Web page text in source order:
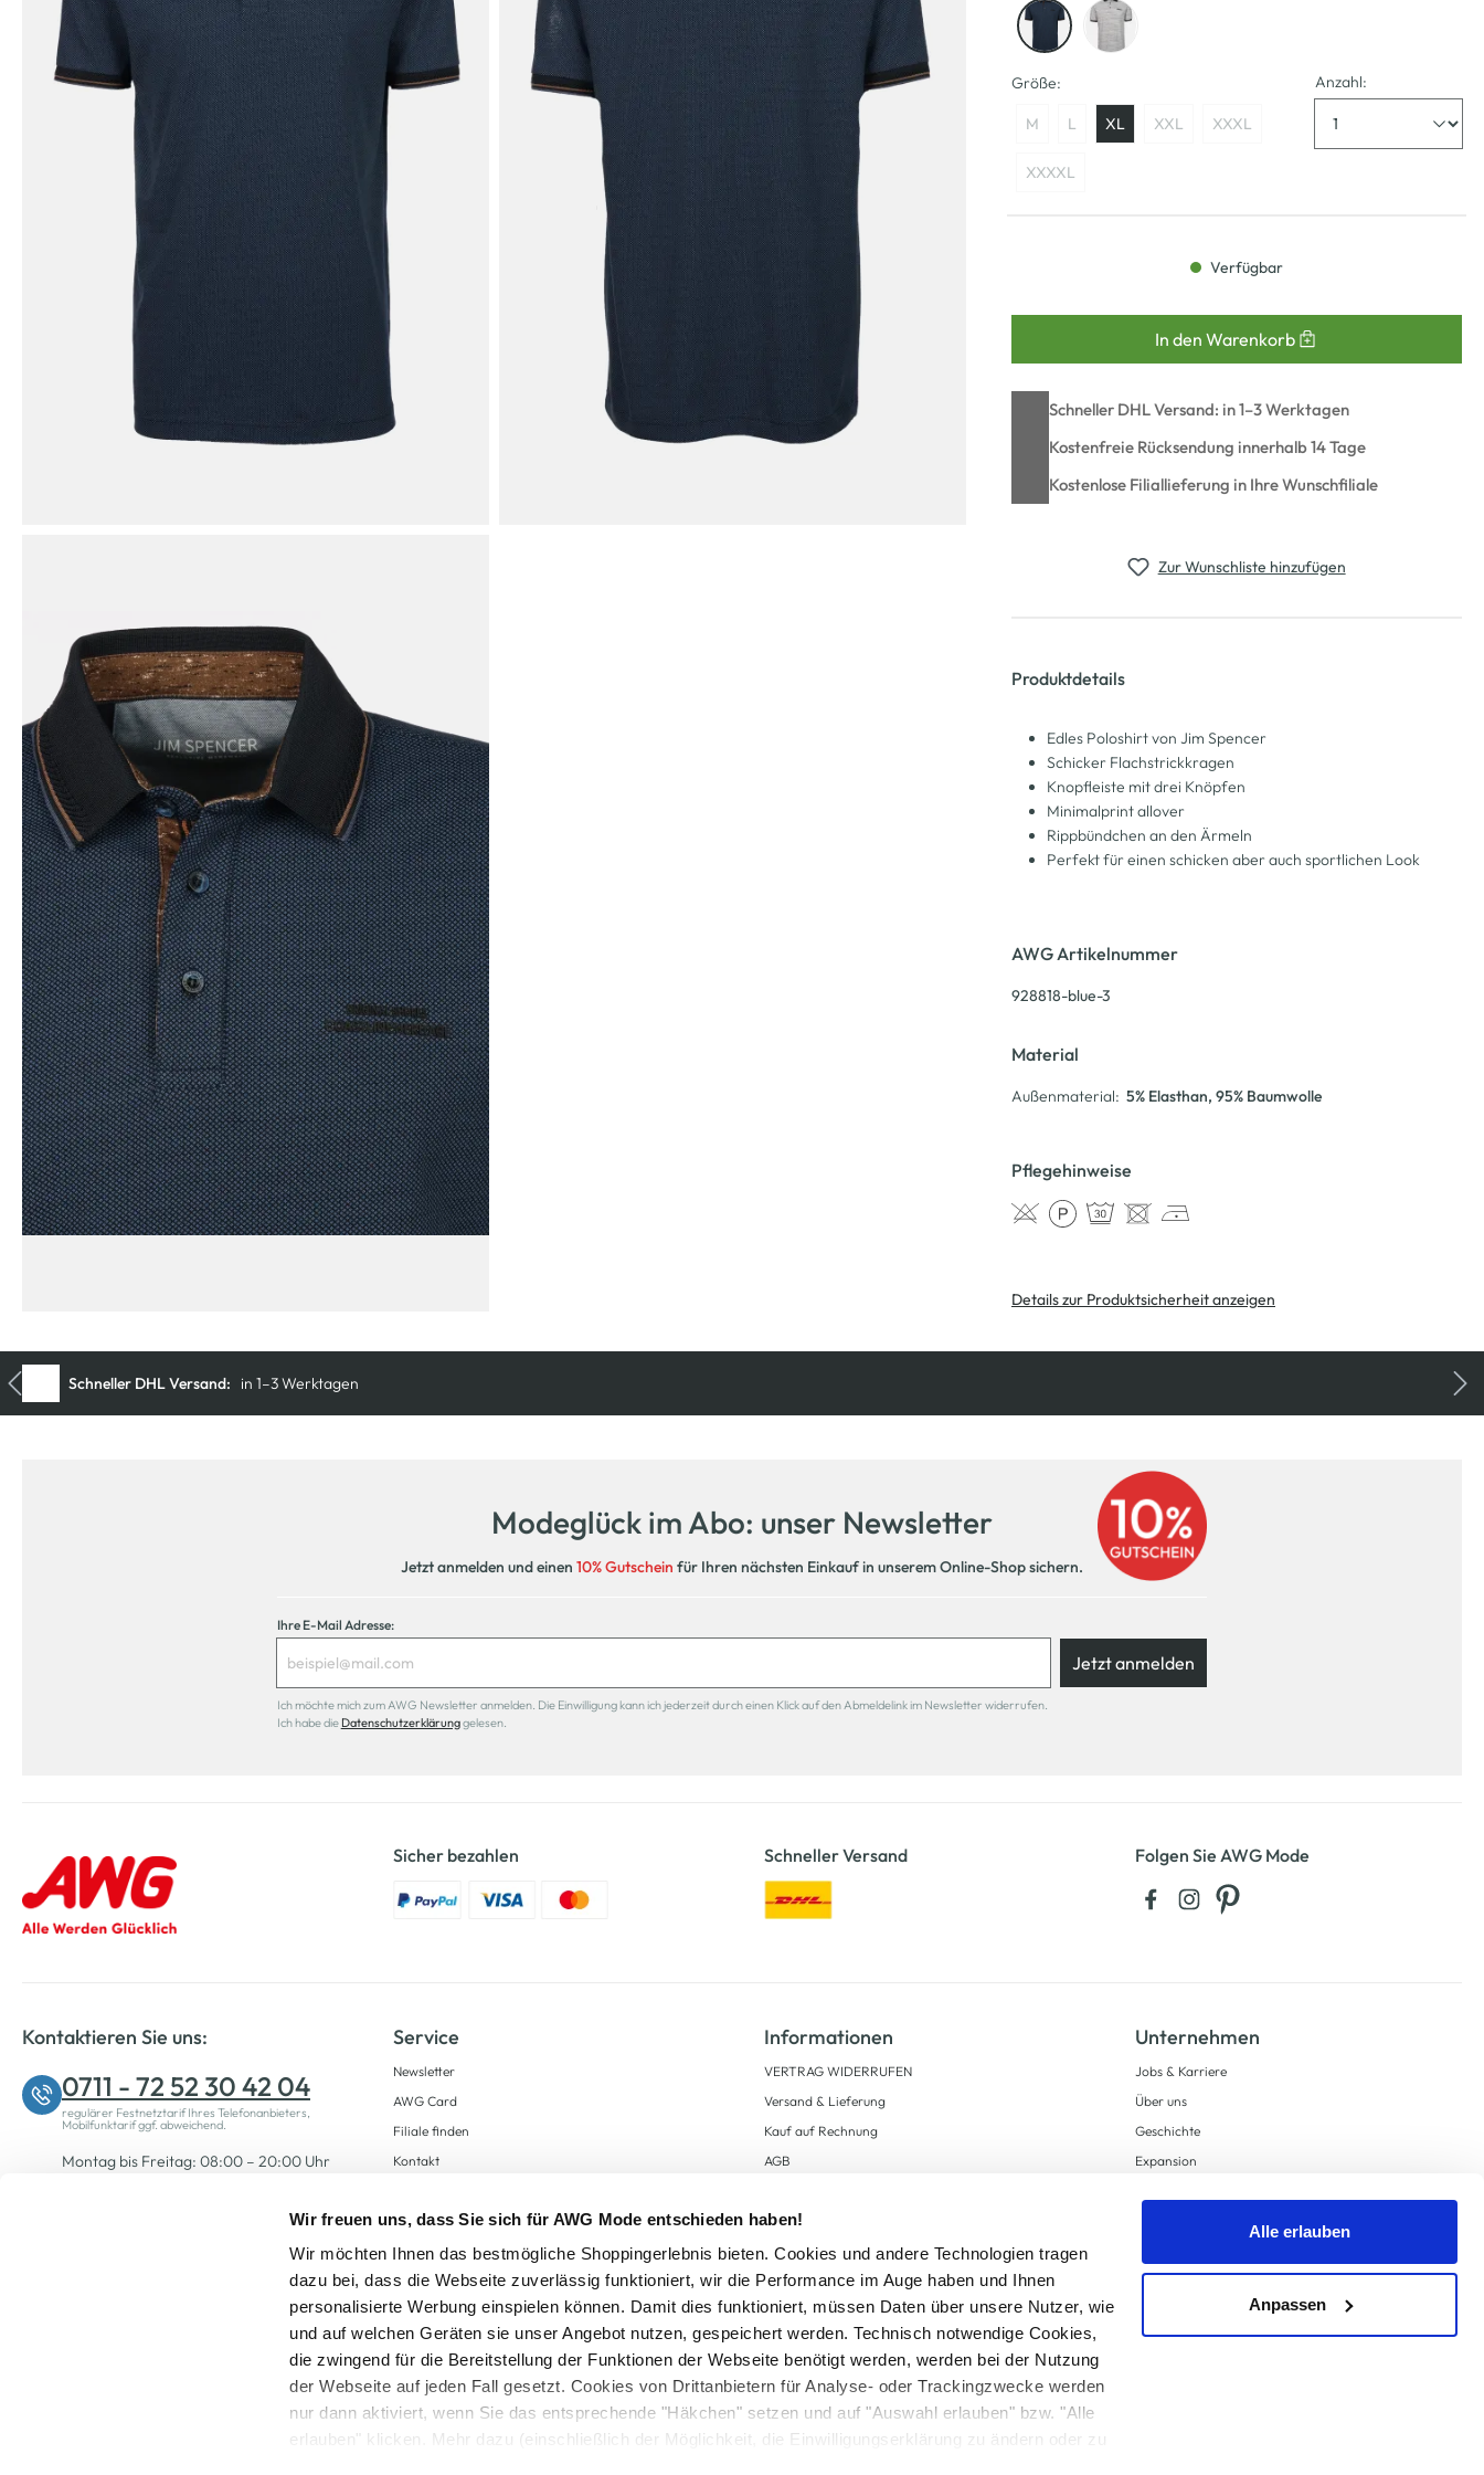
Wir freuen uns, dass Sie sich für AWG Mode entschieden haben!
Wir möchten Ihnen das bestmögliche Shoppingerlebnis bieten. Cookies und andere Technologien tragen
dazu bei, dass die Webseite zuverlässig funktioniert, wir die Performance im Auge haben und Ihnen
personalisierte Werbung einspielen können. Damit dies funktioniert, müssen Daten über unsere Nutzer, wie
und auf welchen Geräten sie unser Angebot nutzen, gespeichert werden. Technisch notwendige Cookies,
die zwingend für die Bereitstellung der Funktionen der Webseite benötigt werden, werden bei der Nutzung
der Webseite auf jeden Fall gesetzt. Cookies von Drittanbietern für Analyse- oder Trackingzwecke werden
nur dann aktiviert, wenn Sie das entsprechende "Häkchen" setzen und auf "Auswahl erlauben" bzw. "Alle
erlauben" klicken. Mehr dazu (einschließlich der Möglichkeit, die Einwilligungserklärung zu ändern oder zu
Alle erlauben
Anpassen
Größe:
M L XL XXL XXXL
XXXXL
Anzahl:
Verfügbar
In den Warenkorb
Schneller DHL Versand: in 1–3 Werktagen
Kostenfreie Rücksendung innerhalb 14 Tage
Kostenlose Filiallieferung in Ihre Wunschfiliale
Zur Wunschliste hinzufügen
Produktdetails
Edles Poloshirt von Jim Spencer
Schicker Flachstrickkragen
Knopfleiste mit drei Knöpfen
Minimalprint allover
Rippbündchen an den Ärmeln
Perfekt für einen schicken aber auch sportlichen Look
AWG Artikelnummer
928818-blue-3
Material
Außenmaterial: 5% Elasthan, 95% Baumwolle
Pflegehinweise
Details zur Produktsicherheit anzeigen
Modeglück im Abo: unser Newsletter
Jetzt anmelden und einen 10% Gutschein für Ihren nächsten Einkauf in unserem Online-Shop sichern.
Ihre E-Mail Adresse:
Jetzt anmelden
Ich möchte mich zum AWG Newsletter anmelden. Die Einwilligung kann ich jederzeit durch einen Klick auf den Abmeldelink im Newsletter widerrufen.
Ich habe die Datenschutzerklärunggelesen.
Sicher bezahlen Schneller Versand Folgen Sie AWG Mode
Kontaktieren Sie uns:
0711 - 72 52 30 42 04
regulärer Festnetztarif Ihres Telefonanbieters,
Mobilfunktarif ggf. abweichend.
Montag bis Freitag: 08:00 – 20:00 Uhr
Service
Newsletter
AWG Card
Filiale finden
Kontakt
Informationen
VERTRAG WIDERRUFEN
Versand & Lieferung
Kauf auf Rechnung
AGB
Zahlungsarten
Datenschutz
AWG CARD Teilnahmebedingungen
Unternehmen
Jobs & Karriere
Über uns
Geschichte
Expansion
Barrierefreiheit
Alle Preise inkl. gesetzl. Mehrwertsteuer zzgl.